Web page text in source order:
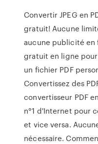
Convertir JPEG en
gratuit! Aucune
aucune publicité en
gratuit en ligne
un fichier PDF
Convertissez des
convertisseur PDF
n°1 d'Internet pour
et vice versa.
nécessaire.